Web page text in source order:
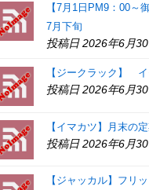
【7月1日PM9：00～
7月下旬
投稿日 2026年6月
【ジークラック】
投稿日 2026年6月
【イマカツ】月末の
投稿日 2026年6月
【ジャッカル】フリ